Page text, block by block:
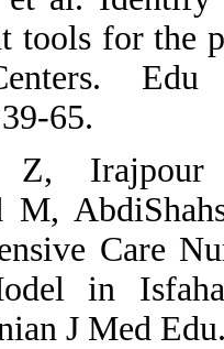
and judgment
Learning
9. Hemati
Varzeshnejad
Neonatal
on CIPP
Sciences.